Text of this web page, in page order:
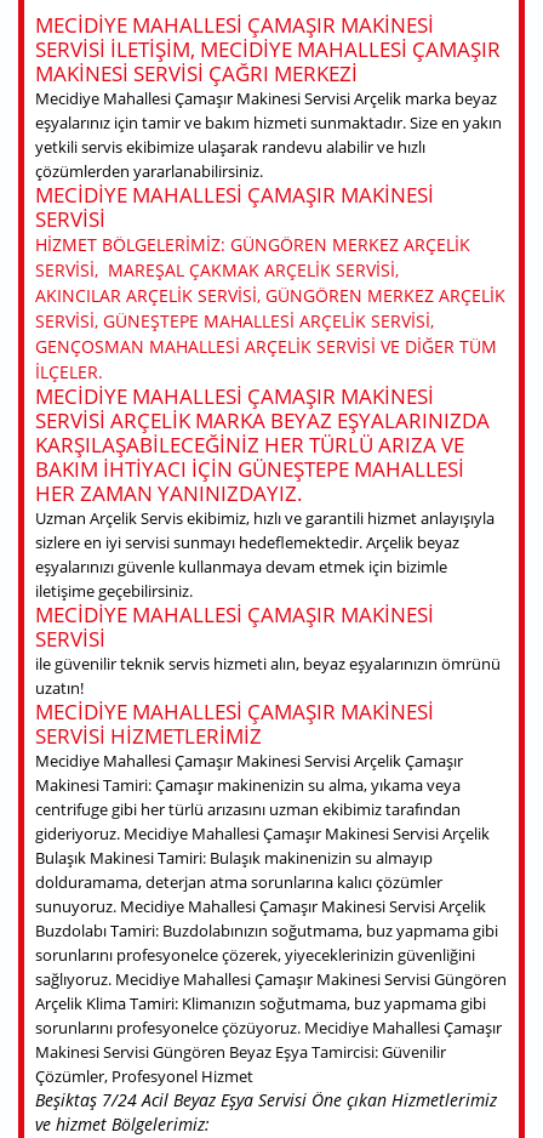
MECIDIYE MAHALLESI ÇAMAŞIR MAKINESI
SERVISI ILETIŞIM, MECIDIYE MAHALLESI ÇAMAŞIR
MAKINESI SERVISI ÇAĞRI MERKEZI
Mecidiye Mahallesi Çamaşır Makinesi Servisi Arçelik marka beyaz
eşyalarınız için tamir ve bakım hizmeti sunmaktadır. Size en yakın
yetkili servis ekibimize ulaşarak randevu alabilir ve hızlı
çözümlerden yararlanabilirsiniz.
MECIDIYE MAHALLESI ÇAMAŞIR MAKINESI
SERVISI
HIZMET BÖLGELERIMIZ: GÜNGÖREN MERKEZ ARÇELIK
SERVISI, MAREŞAL ÇAKMAK ARÇELIK SERVISI,
AKINCILAR ARÇELIK SERVISI, GÜNGÖREN MERKEZ ARÇELIK
SERVISI, GÜNEŞTEPE MAHALLESI ARÇELIK SERVISI,
GENÇOSMAN MAHALLESI ARÇELIK SERVISI VE DIĞER TÜM
ILÇELER.
MECIDIYE MAHALLESI ÇAMAŞIR MAKINESI
SERVISI ARÇELIK MARKA BEYAZ EŞYALARINIZDA
KARŞILAŞABILECEĞINIZ HER TÜRLÜ ARIZA VE
BAKIM IHTIYACI IÇIN GÜNEŞTEPE MAHALLESI
HER ZAMAN YANINIZDAYIZ.
Uzman Arçelik Servis ekibimiz, hızlı ve garantili hizmet anlayışıyla
sizlere en iyi servisi sunmayı hedeflemektedir. Arçelik beyaz
eşyalarınızı güvenle kullanmaya devam etmek için bizimle
iletişime geçebilirsiniz.
MECIDIYE MAHALLESI ÇAMAŞIR MAKINESI
SERVISI
ile güvenilir teknik servis hizmeti alın, beyaz eşyalarınızın ömrünü
uzatın!
MECIDIYE MAHALLESI ÇAMAŞIR MAKINESI
SERVISI HIZMETLERIMIZ
Mecidiye Mahallesi Çamaşır Makinesi Servisi Arçelik Çamaşır
Makinesi Tamiri: Çamaşır makinenizin su alma, yıkama veya
centrifuge gibi her türlü arızasını uzman ekibimiz tarafından
gideriyoruz. Mecidiye Mahallesi Çamaşır Makinesi Servisi Arçelik
Bulaşık Makinesi Tamiri: Bulaşık makinenizin su almayıp
dolduramama, deterjan atma sorunlarına kalıcı çözümler
sunuyoruz. Mecidiye Mahallesi Çamaşır Makinesi Servisi Arçelik
Buzdolabı Tamiri: Buzdolabınızın soğutmama, buz yapmama gibi
sorunlarını profesyonelce çözerek, yiyeceklerinizin güvenliğini
sağlıyoruz. Mecidiye Mahallesi Çamaşır Makinesi Servisi Güngören
Arçelik Klima Tamiri: Klimanızın soğutmama, buz yapmama gibi
sorunlarını profesyonelce çözüyoruz. Mecidiye Mahallesi Çamaşır
Makinesi Servisi Güngören Beyaz Eşya Tamircisi: Güvenilir
Çözümler, Profesyonel Hizmet
Beşiktaş 7/24 Acil Beyaz Eşya Servisi Öne çıkan Hizmetlerimiz
ve hizmet Bölgelerimiz: